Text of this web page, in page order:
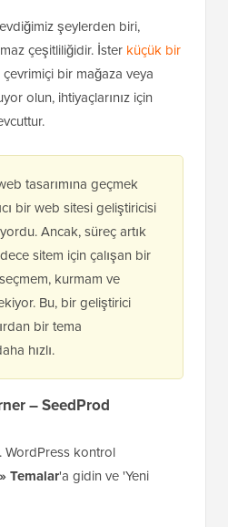
şeylerden biri,
çeşitliliğidir. İster küçük bir
çevrimiçi bir mağaza veya
olun, ihtiyaçlarınız için
tasarımına geçmek
bir web sitesi geliştiricisi
Ancak, süreç artık
sitem için çalışan bir
kurmam ve
Bu, bir geliştirici
bir tema
hızlı.
– SeedProd
WordPress kontrol
Temalar'a gidin ve 'Yeni